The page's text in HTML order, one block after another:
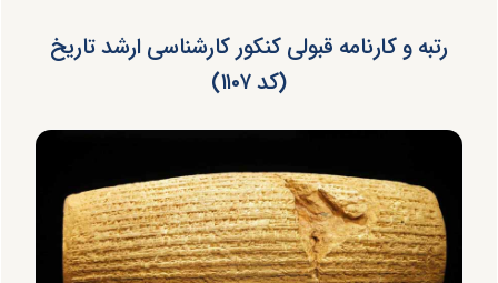
رتبه و کارنامه قبولی کنکور کارشناسی ارشد تاریخ
(کد ۱۱۰۷)